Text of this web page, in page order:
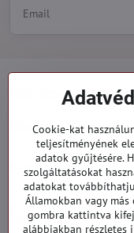
Minden a
Megrendelések
Kategóriák
919 060 751
Hétfő - Péntek:
Cookie-kat
teljesítményének
adatok gyűjtésére.
szolgáltatásokat
adatokat
Államokban vagy más
gombra kattintva
alábbiakban részletes